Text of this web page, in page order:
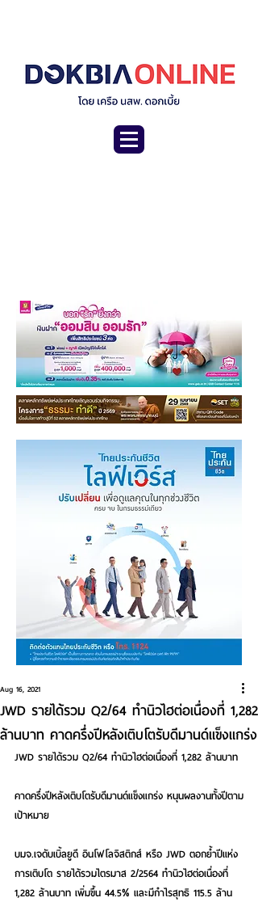
JWD รายได้รวม Q2/64 ทำนิวไฮต่อเนื่องที่ 1,282
ล้านบาท คาดครึ่งปีหลังเติบโตรับดีมานด์แข็งแกร่ง
Aug 16, 2021
JWD รายได้รวม Q2/64 ทำนิวไฮต่อเนื่องที่ 1,282 ล้านบาท
คาดครึ่งปีหลังเติบโตรับดีมานด์แข็งแกร่ง หนุนผลงานทั้งปีตาม
เป้าหมาย
บมจ.เจดับเบิ้ลยูดี อินโฟโลจิสติกส์ หรือ JWD ตอกย้ำปีแห่ง
การเติบโต รายได้รวมไตรมาส 2/2564 ทำนิวไฮต่อเนื่องที่
1,282 ล้านบาท เพิ่มขึ้น 44.5% และมีกำไรสุทธิ 115.5 ล้าน